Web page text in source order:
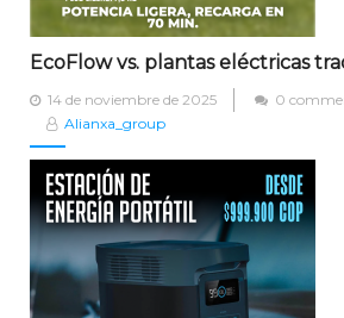
Posted
on
14 de noviembre de 2025
0
Alianxa_group